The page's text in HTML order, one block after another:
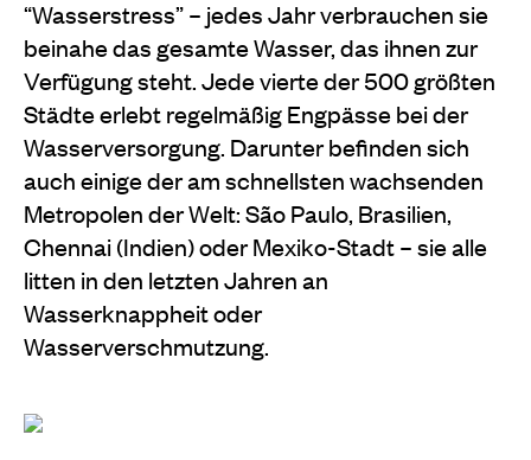
“Wasserstress” – jedes Jahr verbrauchen sie
beinahe das gesamte Wasser, das ihnen zur
Verfügung steht. Jede vierte der 500 größten
Städte erlebt regelmäßig Engpässe bei der
Wasserversorgung. Darunter befinden sich
auch einige der am schnellsten wachsenden
Metropolen der Welt: São Paulo, Brasilien,
Chennai (Indien) oder Mexiko-Stadt – sie alle
litten in den letzten Jahren an
Wasserknappheit oder
Wasserverschmutzung.